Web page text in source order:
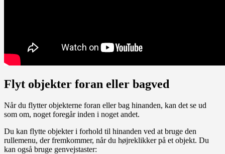
Flyt objekter foran eller bagved
Når du flytter objekterne foran eller bag hinanden, kan det se ud
som om, noget foregår inden i noget andet.
Du kan flytte objekter i forhold til hinanden ved at bruge den
rullemenu, der fremkommer, når du højreklikker på et objekt. Du
kan også bruge genvejstaster: